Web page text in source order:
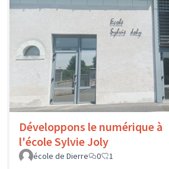
Développons le numérique à
l'école Sylvie Joly
école de Dierre
0 1